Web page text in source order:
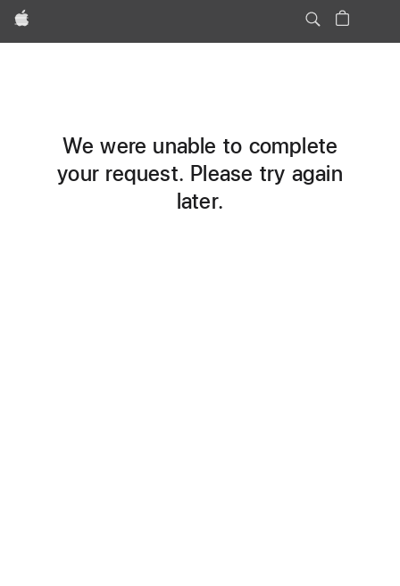
Apple
We were unable to complete
your request. Please try again
later.